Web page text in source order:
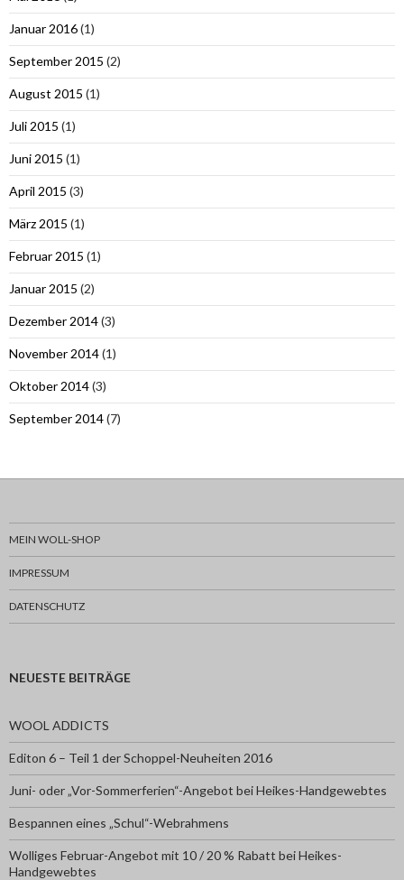
Januar 2016(1)
September 2015 (2)
August 2015 (1)
Juli 2015 (1)
Juni 2015 (1)
April 2015 (3)
März 2015 (1)
Februar 2015 (1)
Januar 2015 (2)
Dezember 2014(3)
November 2014(1)
Oktober 2014(3)
September 2014(7)
MEIN WOLL-SHOP
IMPRESSUM
DATENSCHUTZ
NEUESTE BEITRÄGE
WOOL ADDICTS
Editon 6 – Teil 1 der Schoppel-Neuheiten 2016
Juni- oder „Vor-Sommerferien“-Angebot bei Heikes-Handgewebtes
Bespannen eines „Schul“-Webrahmens
Wolliges Februar-Angebot mit 10 / 20 % Rabatt bei Heikes-
Handgewebtes